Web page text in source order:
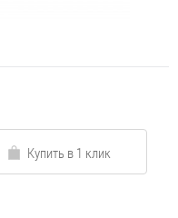
Купить в 1 клик